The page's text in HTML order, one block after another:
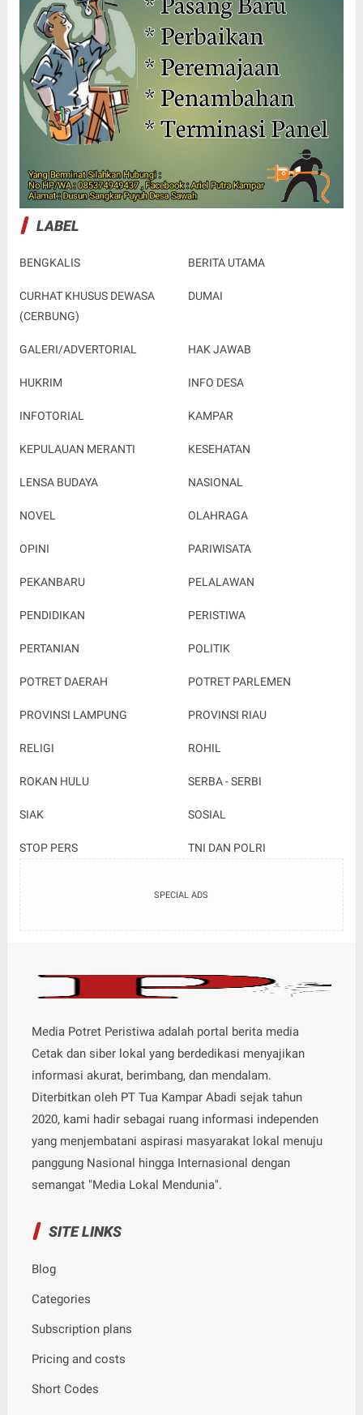
LABEL
BENGKALIS BERITA UTAMA
CURHAT KHUSUS DEWASA
(CERBUNG)
DUMAI
GALERI/ADVERTORIAL HAK JAWAB
HUKRIM INFO DESA
INFOTORIAL KAMPAR
KEPULAUAN MERANTI KESEHATAN
LENSA BUDAYA NASIONAL
NOVEL OLAHRAGA
OPINI PARIWISATA
PEKANBARU PELALAWAN
PENDIDIKAN PERISTIWA
PERTANIAN POLITIK
POTRET DAERAH POTRET PARLEMEN
PROVINSI LAMPUNG PROVINSI RIAU
RELIGI ROHIL
ROKAN HULU SERBA - SERBI
SIAK SOSIAL
STOP PERS TNI DAN POLRI
SPECIAL ADS
Media Potret Peristiwa adalah portal berita media
Cetak dan siber lokal yang berdedikasi menyajikan
informasi akurat, berimbang, dan mendalam.
Diterbitkan oleh PT Tua Kampar Abadi sejak tahun
2020, kami hadir sebagai ruang informasi independen
yang menjembatani aspirasi masyarakat lokal menuju
panggung Nasional hingga Internasional dengan
semangat "Media Lokal Mendunia".
SITE LINKS
Blog
Categories
Subscription plans
Pricing and costs
Short Codes